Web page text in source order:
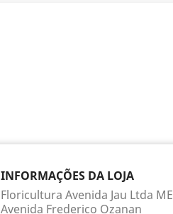
INFORMAÇÕES DA LOJA
Floricultura Avenida Jau Ltda ME
Avenida Frederico Ozanan